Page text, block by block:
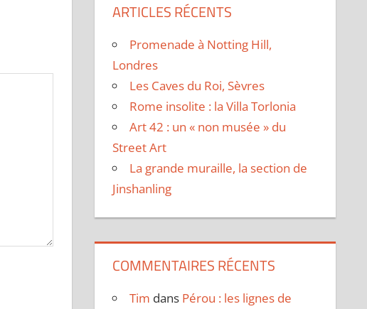
ARTICLES RÉCENTS
Promenade à Notting Hill,
Londres
Les Caves du Roi, Sèvres
Rome insolite : la Villa Torlonia
Art 42 : un « non musée » du
Street Art
La grande muraille, la section de
Jinshanling
COMMENTAIRES RÉCENTS
Tim dans Pérou : les lignes de